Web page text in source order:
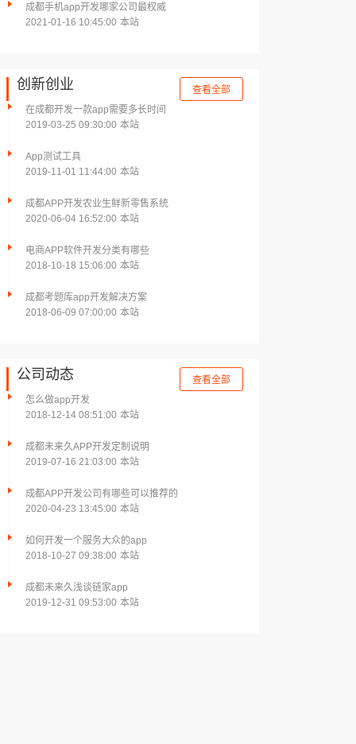
成都手机app开发哪家公司最权威
2021-01-16 10:45:00 本站
创新创业
查看全部
在成都开发一款app需要多长时间
2019-03-25 09:30:00 本站
App测试工具
2019-11-01 11:44:00 本站
成都APP开发农业生鲜新零售系统
2020-06-04 16:52:00 本站
电商APP软件开发分类有哪些
2018-10-18 15:06:00 本站
成都考题库app开发解决方案
2018-06-09 07:00:00 本站
公司动态
查看全部
怎么做app开发
2018-12-14 08:51:00 本站
成都未来久APP开发定制说明
2019-07-16 21:03:00 本站
成都APP开发公司有哪些可以推荐的
2020-04-23 13:45:00 本站
如何开发一个服务大众的app
2018-10-27 09:38:00 本站
成都未来久浅谈链家app
2019-12-31 09:53:00 本站